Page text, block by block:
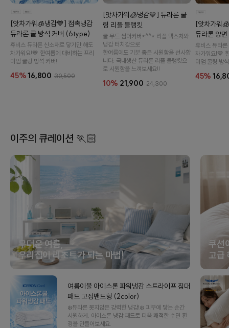
[앗차가워🧊냉감💙] 접촉냉감
듀라론 쿨 방석 커버 (6type)
휴비스 듀라론 신소재로 닿기만 해도
차가워요!💙 한여름에 대비하는 프리
미엄 쿨링 방석 커버!
45%16,800 30,500
[앗차가워🧊냉감💙] 듀라론 쿨
링 리플 블랭킷
쿨 무드 썸머커버*^^* 리플 텍스처와
냉감 터치감으로
한여름에도 기분 좋은 시원함을 선사합
니다. 국내생산 듀라론 리플 블랭킷으
로 시원함을 느껴보세요!!
10% 21,900 24,300
[앗차가워
듀라론 양
휴비스 듀라
차가워요!💙
미엄 쿨링 방
45%
이주의 큐레이션 🏃🏻
무더운 여름,
우리집이 리조트가 되는 마법!
여름이불 아이스론 파워냉감 스트라이프 침대
패드 고정밴드형 (2color)
❄️듀라론 못지않은 강력한 냉감!❄️ 피부에 닿는 순간
시원하게. 아이스론 냉감 패드로 더욱 쾌적한 수면 환
경을 만들어보세요.
쿠션
고급